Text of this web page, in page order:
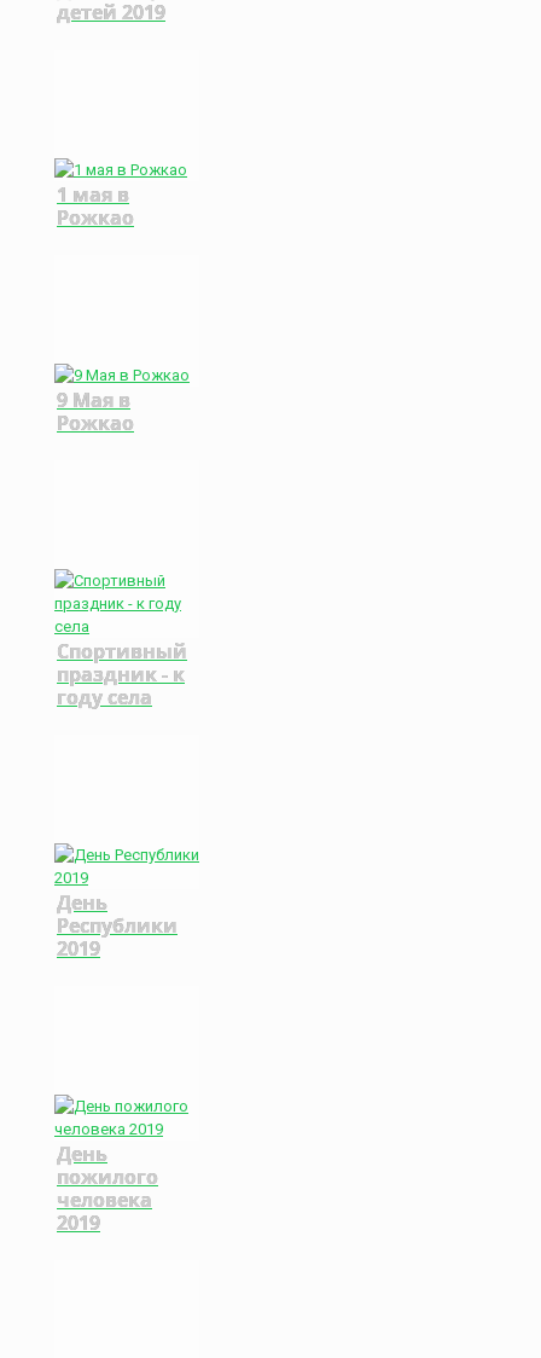
детей 2019
1 мая в
Рожкао
9 Мая в
Рожкао
Спортивный
праздник - к
году села
День
Республики
2019
День
пожилого
человека
2019